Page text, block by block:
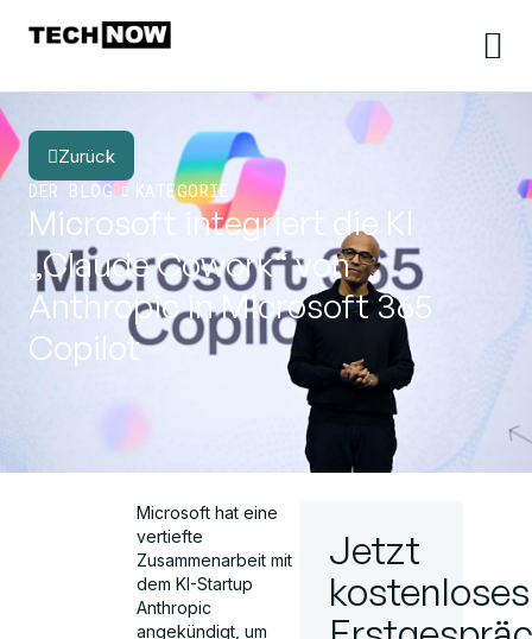
Zurück
DER BLOG
KATEGORIE
Microsoft integriert die KI
„Claude Cowork“ von
Anthropic in Microsoft 365
Copilot
Microsoft hat eine
vertiefte
Zusammenarbeit mit
dem KI-Startup
Anthropic
angekündigt, um
Jetzt
kostenloses